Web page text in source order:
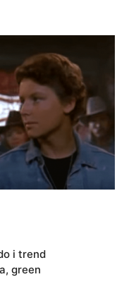
i trend
green